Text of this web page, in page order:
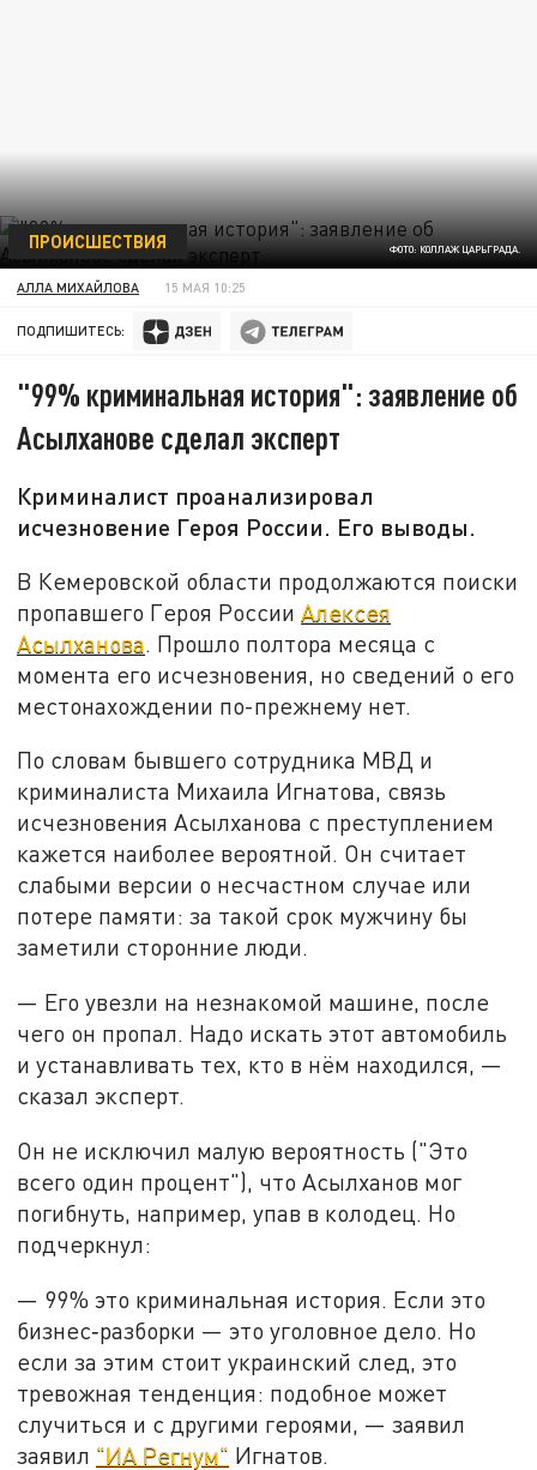
ФОТО: КОЛЛАЖ ЦАРЬГРАДА.
ПРОИСШЕСТВИЯ
АЛЛА МИХАЙЛОВА 15 МАЯ 10:25
ПОДПИШИТЕСЬ:
"99% криминальная история": заявление об
Асылханове сделал эксперт
Криминалист проанализировал
исчезновение Героя России. Его выводы.
В Кемеровской области продолжаются поиски
пропавшего Героя РоссииАлексея
Асылханова. Прошло полтора месяца с
момента его исчезновения, но сведений о его
местонахождении по-прежнему нет.
По словам бывшего сотрудника МВД и
криминалиста Михаила Игнатова, связь
исчезновения Асылханова с преступлением
кажется наиболее вероятной. Он считает
слабыми версии о несчастном случае или
потере памяти: за такой срок мужчину бы
заметили сторонние люди.
— Его увезли на незнакомой машине, после
чего он пропал. Надо искать этот автомобиль
и устанавливать тех, кто в нём находился, —
сказал эксперт.
Он не исключил малую вероятность ("Это
всего один процент"), что Асылханов мог
погибнуть, например, упав в колодец. Но
подчеркнул:
— 99% это криминальная история. Если это
бизнес‑разборки — это уголовное дело. Но
если за этим стоит украинский след, это
тревожная тенденция: подобное может
случиться и с другими героями, — заявил
заявил "ИА Регнум" Игнатов.